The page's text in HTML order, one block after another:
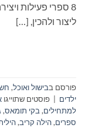
8 ספרי פעילות
ליצור ולהכין, […]
פורסם בבישול ואוכל,
ילדים
פוסטים שתוייגו
למתחילים, בקי תומאס,
ספרים,הילה קריב,